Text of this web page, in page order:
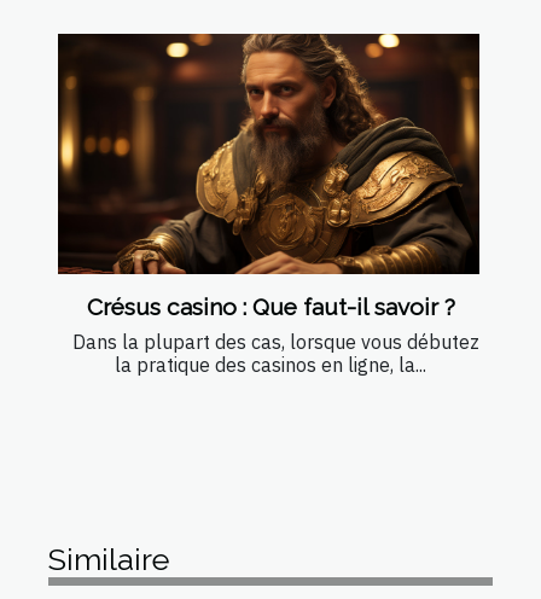
Crésus casino : Que faut-il savoir ?
Dans la plupart des cas, lorsque vous débutez
la pratique des casinos en ligne, la...
Similaire